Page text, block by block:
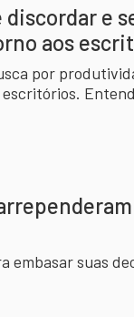
discordar e
aos
por
embasar suas